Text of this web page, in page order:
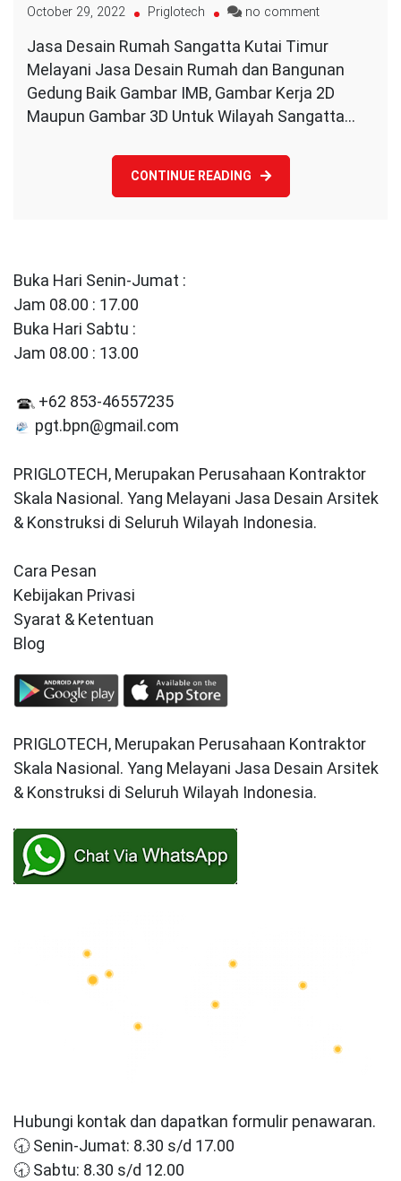
October 29, 2022 Priglotech no commenton
Desain
Rumah
Sangatta
Timur
Jasa Desain Rumah Sangatta Kutai Timur
Melayani Jasa Desain Rumah dan Bangunan
Gedung Baik Gambar IMB, Gambar Kerja 2D
Maupun Gambar 3D Untuk Wilayah Sangatta…
CONTINUE READING
Buka Hari Senin-Jumat :
Jam 08.00 : 17.00
Buka Hari Sabtu :
Jam 08.00 : 13.00
+62 853-46557235
pgt.bpn@gmail.com
PRIGLOTECH, Merupakan Perusahaan Kontraktor
Skala Nasional. Yang Melayani Jasa Desain Arsitek
& Konstruksi di Seluruh Wilayah Indonesia.
Cara Pesan
Kebijakan Privasi
Syarat & Ketentuan
Blog
PRIGLOTECH, Merupakan Perusahaan Kontraktor
Skala Nasional. Yang Melayani Jasa Desain Arsitek
& Konstruksi di Seluruh Wilayah Indonesia.
Hubungi kontak dan dapatkan formulir penawaran.
🕣 Senin-Jumat: 8.30 s/d 17.00
🕣 Sabtu: 8.30 s/d 12.00